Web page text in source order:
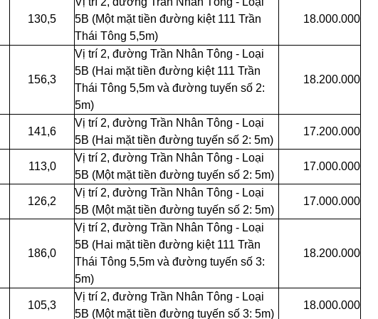
130,5
5B (Một mặt tiền đường kiệt 111 Trần
Thái Tông 5,5m)
18.000.000
156,3
Vị trí 2, đường Trần Nhân Tông - Loại
5B (Hai mặt tiền đường kiệt 111 Trần
Thái Tông 5,5m và đường tuyến số 2:
5m)
18.200.000
141,6
Vị trí 2, đường Trần Nhân Tông - Loại
5B (Hai mặt tiền đường tuyến số 2: 5m)
17.200.000
113,0
Vị trí 2, đường Trần Nhân Tông - Loại
5B (Một mặt tiền đường tuyến số 2: 5m)
17.000.000
126,2
Vị trí 2, đường Trần Nhân Tông - Loại
5B (Một mặt tiền đường tuyến số 2: 5m)
17.000.000
186,0
Vị trí 2, đường Trần Nhân Tông - Loại
5B (Hai mặt tiền đường kiệt 111 Trần
Thái Tông 5,5m và đường tuyến số 3:
5m)
18.200.000
105,3
Vị trí 2, đường Trần Nhân Tông - Loại
5B (Một mặt tiền đường tuyến số 3: 5m)
18.000.000